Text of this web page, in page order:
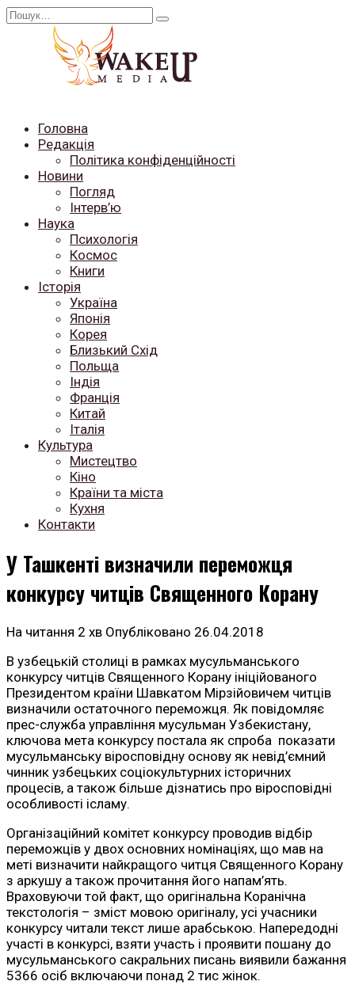
Перейти
Search
Головна
Редакція
Політика конфіденційності
Новини
Погляд
Інтерв’ю
Наука
Психологія
Космос
Книги
Історія
Україна
Японія
Корея
Близький Схід
Польща
Індія
Франція
Китай
Італія
Культура
Мистецтво
Кіно
Країни та міста
Кухня
Контакти
У Ташкенті визначили переможця
конкурсу читців Священного Корану
На читання 2 хв Опубліковано 26.04.2018
В узбецькій столиці в рамках мусульманського
конкурсу читців Священного Корану ініційованого
Президентом країни Шавкатом Мірзійовичем читців
визначили остаточного переможця. Як повідомляє
прес-служба управління мусульман Узбекистану,
ключова мета конкурсу постала як спроба показати
мусульманську віросповідну основу як невід’ємний
чинник узбецьких соціокультурних історичних
процесів, а також більше дізнатись про віросповідні
особливості ісламу.
Організаційний комітет конкурсу проводив відбір
переможців у двох основних номінаціях, що мав на
меті визначити найкращого читця Священного Корану
з аркушу а також прочитання його напам’ять.
Враховуючи той факт, що оригінальна Коранічна
текстологія – зміст мовою оригіналу, усі учасники
конкурсу читали текст лише арабською. Напередодні
участі в конкурсі, взяти участь і проявити пошану до
мусульманського сакральних писань виявили бажання
5366 осіб включаючи понад 2 тис жінок.